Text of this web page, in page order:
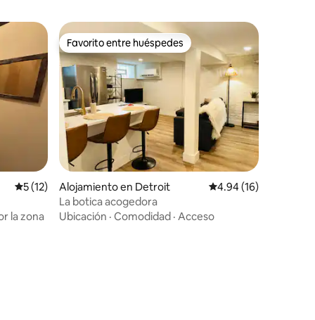
Calificación promedio: 5 de 5, 12 reseñas
5 (12)
la zona
Favorito entre huéspedes
Favorito entre huéspedes
Alojamiento en Detroit Calificación
4.94 (16)
La botica acogedora
Ubicación · Comodidad · Acceso